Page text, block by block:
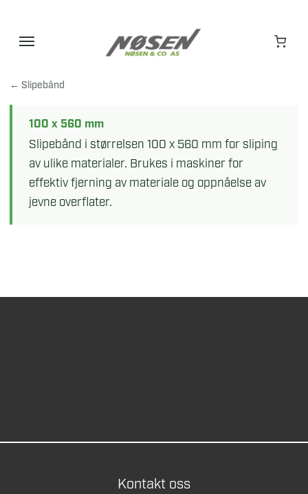
← Slipebånd
100 x 560 mm
Slipebånd i størrelsen 100 x 560 mm for sliping
av ulike materialer. Brukes i maskiner for
effektiv fjerning av materiale og oppnåelse av
jevne overflater.
Kontakt oss